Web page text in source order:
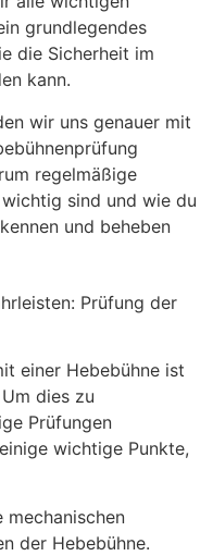
grundlegendes
die Sicherheit im
kann.
wir uns genauer mit
regelmäßige
sind und wie du
und beheben
Prüfung der
einer Hebebühne ist
dies zu
Prüfungen
wichtige Punkte,
mechanischen
der Hebebühne.